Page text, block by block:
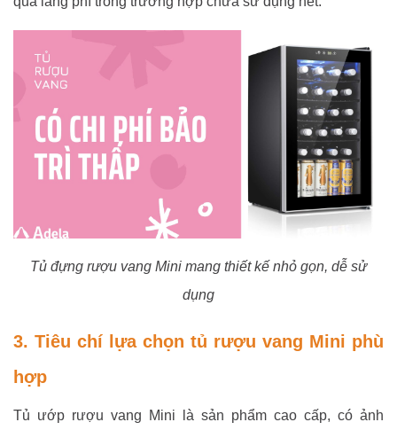
Tủ đựng rượu vang Mini mang thiết kế nhỏ gọn, dễ sử
dụng
3. Tiêu chí lựa chọn tủ rượu vang Mini phù
hợp
Tủ ướp rượu vang Mini là sản phẩm cao cấp, có ảnh